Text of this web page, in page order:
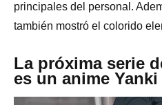
principales del personal.
también mostró el colorido
La próxima serie
es un anime Yanki